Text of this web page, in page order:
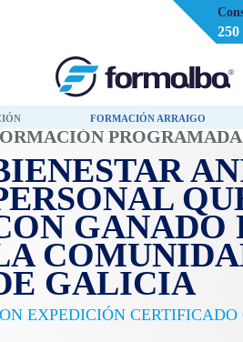
250
FORMACIÓN ARRAIGO
PROGRAMADA
GANADO
GALICIA
EXPEDICIÓN